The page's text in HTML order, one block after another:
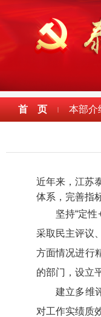
首 页 | 本部介
近年来，江苏
体系，完善指
坚持“定
采取民主评议
方面情况进行
的部门，设立
建立多维
对工作实绩质